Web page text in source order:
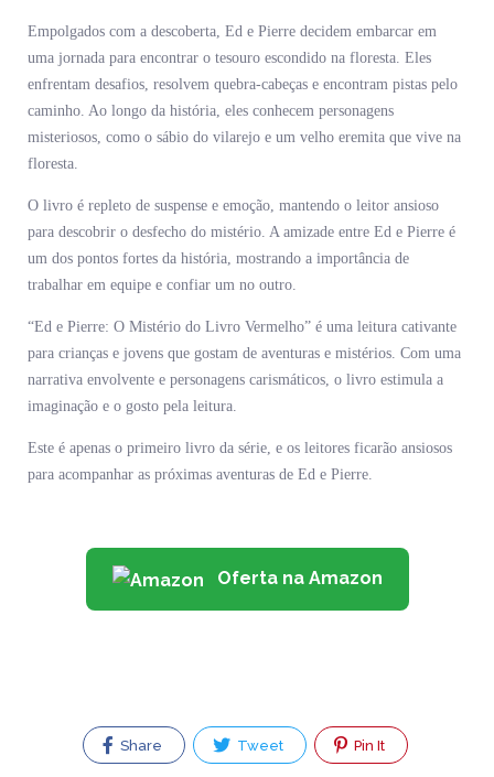
Empolgados com a descoberta, Ed e Pierre decidem embarcar em
uma jornada para encontrar o tesouro escondido na floresta. Eles
enfrentam desafios, resolvem quebra-cabeças e encontram pistas pelo
caminho. Ao longo da história, eles conhecem personagens
misteriosos, como o sábio do vilarejo e um velho eremita que vive na
floresta.
O livro é repleto de suspense e emoção, mantendo o leitor ansioso
para descobrir o desfecho do mistério. A amizade entre Ed e Pierre é
um dos pontos fortes da história, mostrando a importância de
trabalhar em equipe e confiar um no outro.
“Ed e Pierre: O Mistério do Livro Vermelho” é uma leitura cativante
para crianças e jovens que gostam de aventuras e mistérios. Com uma
narrativa envolvente e personagens carismáticos, o livro estimula a
imaginação e o gosto pela leitura.
Este é apenas o primeiro livro da série, e os leitores ficarão ansiosos
para acompanhar as próximas aventuras de Ed e Pierre.
Oferta na Amazon
Share Tweet Pin It